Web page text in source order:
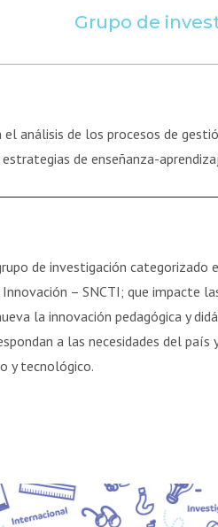
Grupo de
el análisis de los procesos de
de enseñanza-
de investigación categorizado
– SNCTI; que impacte
la innovación pedagógica y
a las necesidades del
y tecnológico.